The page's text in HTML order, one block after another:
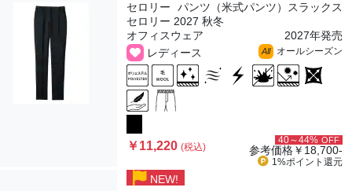
セロリー
パンツ（米式パンツ）スラックス
セロリー 2027 秋冬
オフィスウェア
2027年発売
レディース
All オールシーズン
￥11,220(税込)
40～44% OFF
参考価格￥18,700-
1%ポイント 還元
NEW!